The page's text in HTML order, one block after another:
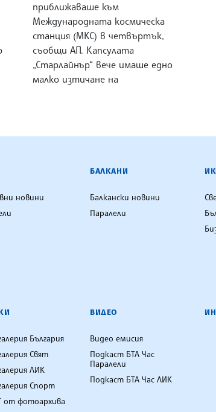
приближаваше към
Международната космическа
станция (МКС) в четвъртък,
съобщи АП. Капсулата
„Старлайнър“ вече имаше едно
малко изтичане на
АГЕНЦИЯ
новини
БАЛКАНИ
Балкански новини
Паралели
България
Свят
ЛИК
Спорт
от фотоархива
ВИДЕО
Видео емисия
Подкаст БТА Час
Паралели
Подкаст БТА Час ЛИК